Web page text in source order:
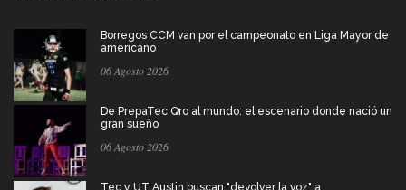
Borregos CCM van por el campeonato en Liga Mayor de
americano
06 Agosto 2026
De PrepaTec Qro al mundo: el escenario donde nació un
gran sueño
06 Agosto 2026
Tec y UT Austin buscan "devolver la voz" a